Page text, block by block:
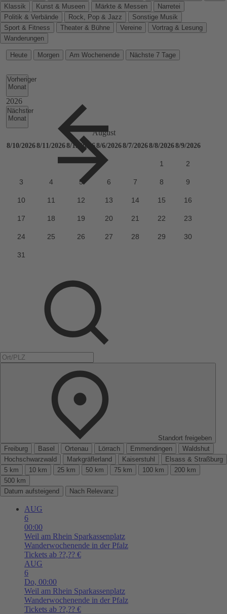
Klassik
Kunst & Museen Märkte & Messen
Narretei
Politik & Verbände
Rock, Pop & Jazz
Sonstige Musik
Sport & Fitness
Theater & Bühne Vereine
Vortrag & Lesung
Wanderungen
Heute Morgen Am Wochenende Nächste 7 Tage
Vorheriger
Monat
Nächster
Monat
Standort freigeben
Freiburg
Basel Ortenau Lörrach Emmendingen
Waldshut
Hochschwarzwald
Markgräflerland Kaiserstuhl
Elsass & Straßburg
5 km
10 km 25 km 50 km 75 km 100 km
200 km
500 km
Datum aufsteigend
Nach Relevanz
AUG
6
00:00
Weil am Rhein Sparkassenplatz
Wanderwochenende in der Pfalz
Tickets ab ??,?? €
AUG
6
Do, 00:00
Weil am Rhein Sparkassenplatz
Wanderwochenende in der Pfalz
Tickets ab ??,?? €